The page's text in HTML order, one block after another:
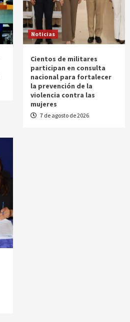
Noticias
Cientos de militares
participan en consulta
nacional para fortalecer
la prevención de la
violencia contra las
mujeres
7 de agosto de 2026